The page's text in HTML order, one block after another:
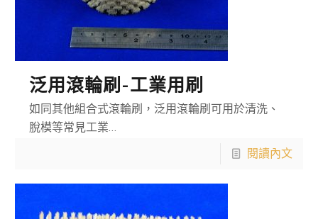
泛用滾輪刷-工業用刷
如同其他組合式滾輪刷，泛用滾輪刷可用於清洗、
脫模等常見工業…
閱讀內文